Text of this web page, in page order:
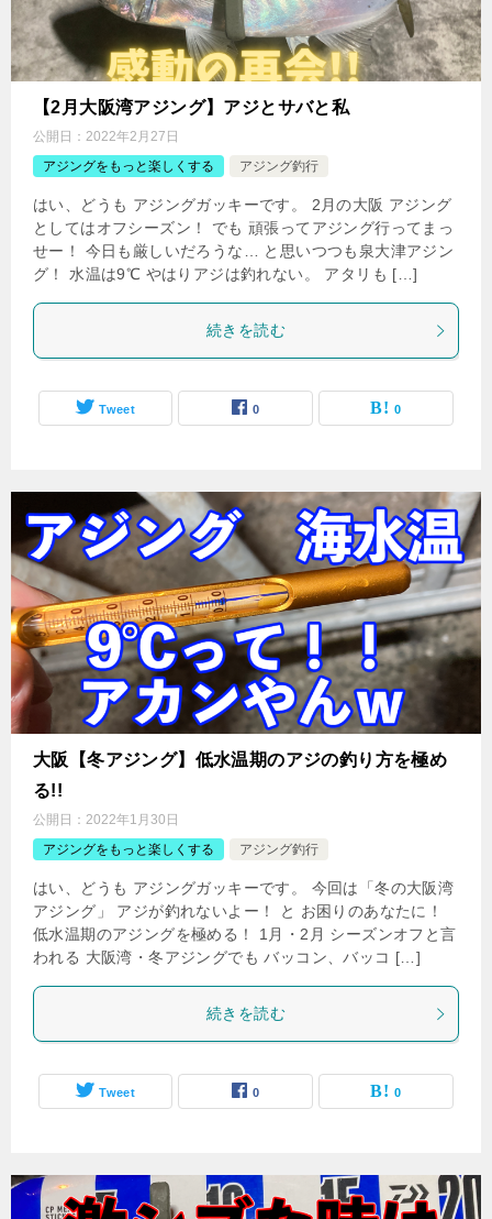
【2月大阪湾アジング】アジとサバと私
公開日： 2022年2月27日
アジングをもっと楽しくする
アジング釣行
はい、どうも アジングガッキーです。 2月の大阪 アジング
としてはオフシーズン！ でも 頑張ってアジング行ってまっ
せー！ 今日も厳しいだろうな… と思いつつも泉大津アジン
グ！ 水温は9℃ やはりアジは釣れない。 アタリも […]
続きを読む
Tweet 0 0
大阪【冬アジング】低水温期のアジの釣り方を極め
る!!
公開日： 2022年1月30日
アジングをもっと楽しくする
アジング釣行
はい、どうも アジングガッキーです。 今回は「冬の大阪湾
アジング」 アジが釣れないよー！ と お困りのあなたに！
低水温期のアジングを極める！ 1月・2月 シーズンオフと言
われる 大阪湾・冬アジングでも バッコン、バッコ […]
続きを読む
Tweet 0 0